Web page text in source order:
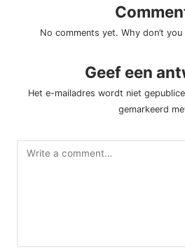
No comments yet. Why don’t
Geef een
Het e-mailadres wordt niet
gemarkeerd